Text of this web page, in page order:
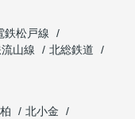
鉄松戸線
山線
北総鉄道
北小金